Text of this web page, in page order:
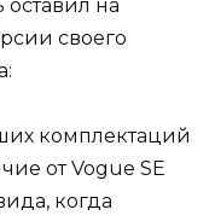
на
своего
комплектаций
от Vogue SE
когда